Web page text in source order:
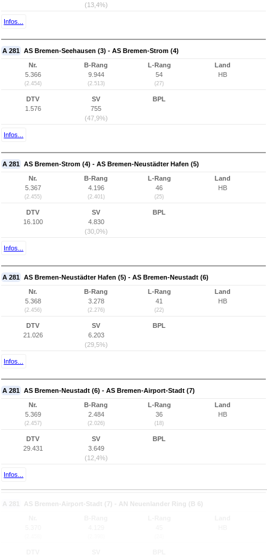
(13,4%)
Infos...
A 281 AS Bremen-Seehausen (3) - AS Bremen-Strom (4)
Nr.
5.366
(2.454)
B-Rang
9.944
(2.513)
L-Rang
54
(27)
Land
HB
DTV
1.576
SV
755
(47,9%)
BPL
Infos...
A 281 AS Bremen-Strom (4) - AS Bremen-Neustädter Hafen (5)
Nr.
5.367
(2.455)
B-Rang
4.196
(2.401)
L-Rang
46
(25)
Land
HB
DTV
16.100
SV
4.830
(30,0%)
BPL
Infos...
A 281 AS Bremen-Neustädter Hafen (5) - AS Bremen-Neustadt (6)
Nr.
5.368
(2.456)
B-Rang
3.278
(2.276)
L-Rang
41
(22)
Land
HB
DTV
21.026
SV
6.203
(29,5%)
BPL
Infos...
A 281 AS Bremen-Neustadt (6) - AS Bremen-Airport-Stadt (7)
Nr.
5.369
(2.457)
B-Rang
2.484
(2.026)
L-Rang
36
(18)
Land
HB
DTV
29.431
SV
3.649
(12,4%)
BPL
Infos...
A 281 AS Bremen-Airport-Stadt (7) - AN Neuenlander Ring (B 6)